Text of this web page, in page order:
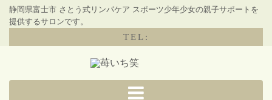
静岡県富士市 さとう式リンパケア スポーツ少年少女の親子サポートを
提供するサロンです。
TEL: